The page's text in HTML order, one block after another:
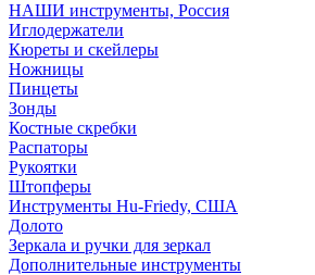
НАШИ инструменты, Россия
Иглодержатели
Кюреты и скейлеры
Ножницы
Пинцеты
Зонды
Костные скребки
Распаторы
Рукоятки
Штопферы
Инструменты Hu-Friedy, США
Долото
Зеркала и ручки для зеркал
Дополнительные инструменты